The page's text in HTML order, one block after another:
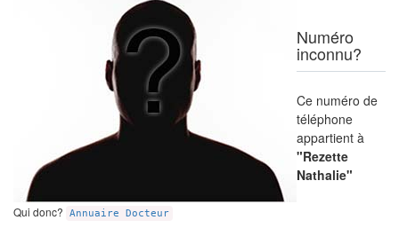
Numéro
inconnu?
Ce numéro de
téléphone
appartient à
"Rezette
Nathalie"
Qui donc? Annuaire Docteur